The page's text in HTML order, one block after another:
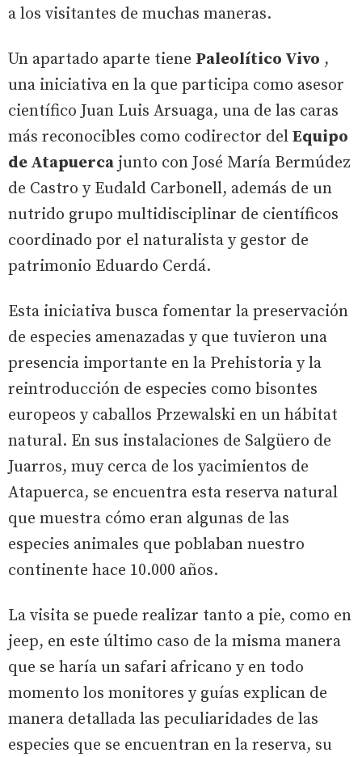
a los visitantes de muchas maneras.
Un apartado aparte tiene Paleolítico Vivo ,
una iniciativa en la que participa como asesor
científico Juan Luis Arsuaga, una de las caras
más reconocibles como codirector del Equipo
de Atapuerca junto con José María Bermúdez
de Castro y Eudald Carbonell, además de un
nutrido grupo multidisciplinar de científicos
coordinado por el naturalista y gestor de
patrimonio Eduardo Cerdá.
Esta iniciativa busca fomentar la preservación
de especies amenazadas y que tuvieron una
presencia importante en la Prehistoria y la
reintroducción de especies como bisontes
europeos y caballos Przewalski en un hábitat
natural. En sus instalaciones de Salgüero de
Juarros, muy cerca de los yacimientos de
Atapuerca, se encuentra esta reserva natural
que muestra cómo eran algunas de las
especies animales que poblaban nuestro
continente hace 10.000 años.
La visita se puede realizar tanto a pie, como en
jeep, en este último caso de la misma manera
que se haría un safari africano y en todo
momento los monitores y guías explican de
manera detallada las peculiaridades de las
especies que se encuentran en la reserva, su